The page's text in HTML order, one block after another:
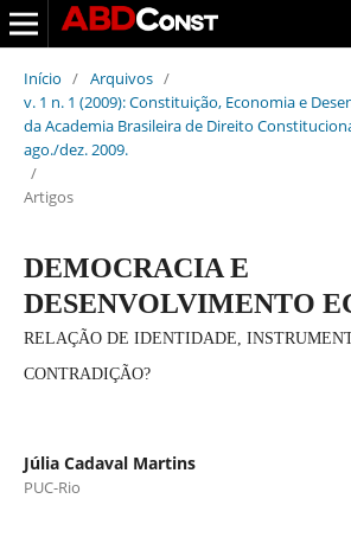
Início / Arquivos /
v. 1 n. 1 (2009): Constituição, Economia e
da Academia Brasileira de Direito
ago./dez. 2009.
/
Artigos
DEMOCRACIA E
DESENVOLVIMENTO
RELAÇÃO DE IDENTIDADE,
CONTRADIÇÃO?
Júlia Cadaval Martins
PUC-Rio